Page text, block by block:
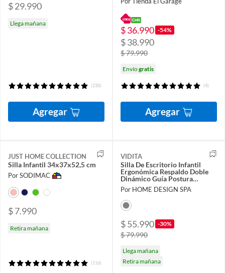
$ 29.990
Llega mañana
(230)
Agregar
$ 36.990 -54%
$ 38.990
$ 79.990
Envíogratis
(4)
Agregar
JUST HOME COLLECTION
Silla Infantil 34x37x52,5 cm
Por SODIMAC
$ 7.990
Retira mañana
(116)
VIDITA
Silla De Escritorio Infantil
Ergonómica Respaldo Doble
Dinámico Guía Postura
Estudio
Por HOME DESIGN SPA
$ 55.990 -30%
$ 79.990
Llega mañana
Retira mañana